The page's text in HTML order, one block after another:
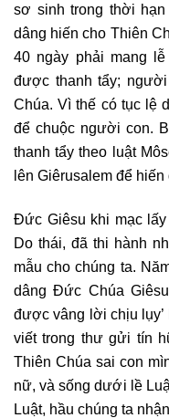
sơ sinh trong thời
dâng hiến cho Thiên
40 ngày phải mang
được thanh tẩy;
Chúa. Vì thế có tục lệ
để chuộc người con.
thanh tẩy theo luật
lên Giêrusalem để hiến
Đức Giêsu khi mạc
Do thái, đã thi hành
mẫu cho chúng ta.
dâng Đức Chúa
được vâng lời chịu lụy’
viết trong thư gửi tín
Thiên Chúa sai con
nữ, và sống dưới lề
Luật, hầu chúng ta